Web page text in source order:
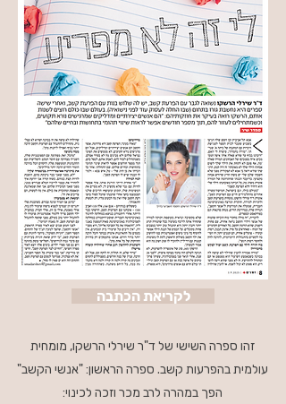
לקריאת הכתבה
זהו ספרה השישי של ד"ר שירלי הרשקו, מומחית
עולמית בהפרעות קשב. ספרה הראשון: "אנשי הקשב"
הפך במהרה לרב מכר וזכה לכינוי: